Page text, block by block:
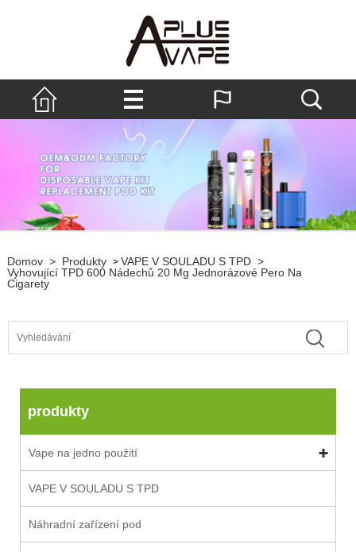
Domov > Produkty > VAPE V SOULADU S TPD >
Vyhovující TPD 600 Nádechů 20 Mg Jednorázové Pero Na
Cigarety
produkty
Vape na jedno použití
VAPE V SOULADU S TPD
Náhradní zařízení pod